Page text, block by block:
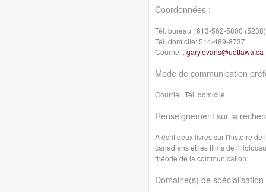
Coordonnées :
Tél. bureau :613-562-5800 (5238)
Tél. domicile:514-489-8737
Courriel :gary.evans@uottawa.ca
Mode de communication
Courriel, Tél. domicile
Renseignement sur la
A écrit deux livres sur l'histoire
canadiens et les films de
théorie de la communication.
Domaine(s) de spécialisation